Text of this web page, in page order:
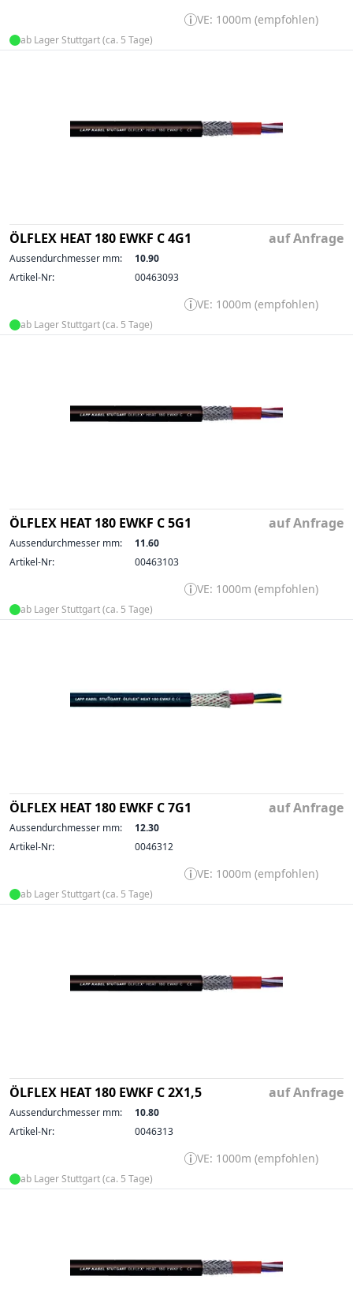
VE: 1000m (empfohlen)
ab Lager Stuttgart (ca. 5 Tage)
ÖLFLEX HEAT 180 EWKF C 4G1 auf Anfrage
Aussendurchmesser mm:
10.90
Artikel-Nr:
00463093
VE: 1000m (empfohlen)
ab Lager Stuttgart (ca. 5 Tage)
ÖLFLEX HEAT 180 EWKF C 5G1 auf Anfrage
Aussendurchmesser mm:
11.60
Artikel-Nr:
00463103
VE: 1000m (empfohlen)
ab Lager Stuttgart (ca. 5 Tage)
ÖLFLEX HEAT 180 EWKF C 7G1 auf Anfrage
Aussendurchmesser mm:
12.30
Artikel-Nr:
0046312
VE: 1000m (empfohlen)
ab Lager Stuttgart (ca. 5 Tage)
ÖLFLEX HEAT 180 EWKF C 2X1,5 auf Anfrage
Aussendurchmesser mm:
10.80
Artikel-Nr:
0046313
VE: 1000m (empfohlen)
ab Lager Stuttgart (ca. 5 Tage)